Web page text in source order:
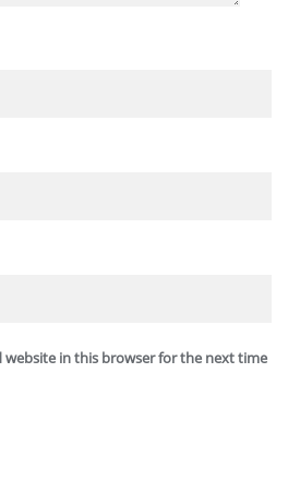
website in this browser for the next time